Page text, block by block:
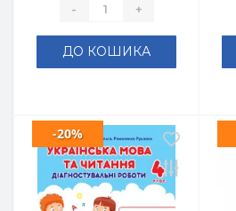
- +
ДО КОШИКА
-20%